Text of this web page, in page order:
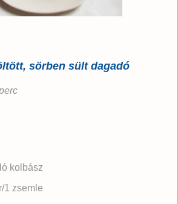
sörben sült dagadó
kolbász
1 zsemle